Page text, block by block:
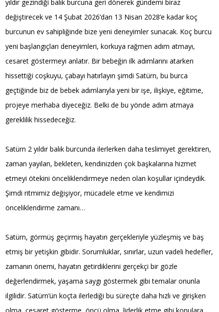
yıldır gezindiği balık burcuna geri dönerek gündemi biraz
değiştirecek ve 14 Şubat 2026’dan 13 Nisan 2028’e kadar koç
burcunun ev sahipliğinde bize yeni deneyimler sunacak. Koç burcu
yeni başlangıçları deneyimleri, korkuya rağmen adım atmayı,
cesaret göstermeyi anlatır. Bir bebeğin ilk adımlarını atarken
hissettiği coşkuyu, çabayı hatırlayın şimdi Satürn, bu burca
geçtiğinde biz de bebek adımlarıyla yeni bir işe, ilişkiye, eğitime,
projeye merhaba diyeceğiz. Belki de bu yönde adım atmaya
gereklilik hissedeceğiz.
Satürn 2 yıldır balık burcunda ilerlerken daha teslimiyet gerektiren,
zaman yayılan, bekleten, kendinizden çok başkalarına hizmet
etmeyi ötekini önceliklendirmeye neden olan koşullar içindeydik.
Şimdi ritmimiz değişiyor, mücadele etme ve kendimizi
önceliklendirme zamanı…
Satürn, görmüş geçirmiş hayatın gerçekleriyle yüzleşmiş ve baş
etmiş bir yetişkin gibidir. Sorumluklar, sınırlar, uzun vadeli hedefler,
zamanın önemi, hayatın getirdiklerini gerçekçi bir gözle
değerlendirmek, yaşama saygı göstermek gibi temalar onunla
ilgilidir. Satürn’ün koçta ilerlediği bu süreçte daha hızlı ve girişken